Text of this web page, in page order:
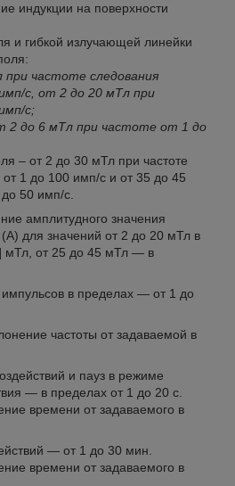
индукции на поверхности
и гибкой излучающей линейки
частоте следования
с, от 2 до 20 мТл при
с;
2 до 6 мТл при частоте от 1 до
– от 2 до 30 мТл при частоте
1 до 100 имп/с и от 35 до 45
до 50 имп/с.
амплитудного значения
(А) для значений от 2 до 20 мТл в
мТл, от 25 до 45 мТл — в
импульсов в пределах — от 1 до
частоты от задаваемой в
и пауз в режиме
— в пределах от 1 до 20 с.
времени от задаваемого в
— от 1 до 30 мин.
времени от задаваемого в